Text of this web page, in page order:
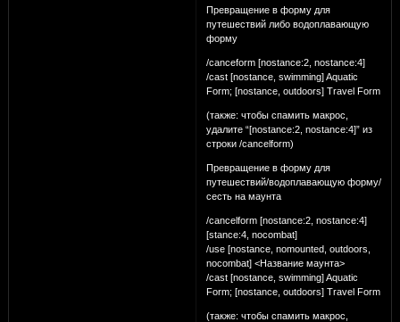
Превращение в форму для
путешествий либо водоплавающую
форму
/canceform [nostance:2, nostance:4]
/cast [nostance, swimming] Aquatic
Form; [nostance, outdoors] Travel Form
(также: чтобы спамить макрос,
удалите “[nostance:2, nostance:4]” из
строки /cancelform)
Превращение в форму для
путешествий/водоплавающую форму/
сесть на маунта
/cancelform [nostance:2, nostance:4]
[stance:4, nocombat]
/use [nostance, nomounted, outdoors,
nocombat] <Название маунта>
/cast [nostance, swimming] Aquatic
Form; [nostance, outdoors] Travel Form
(также: чтобы спамить макрос,